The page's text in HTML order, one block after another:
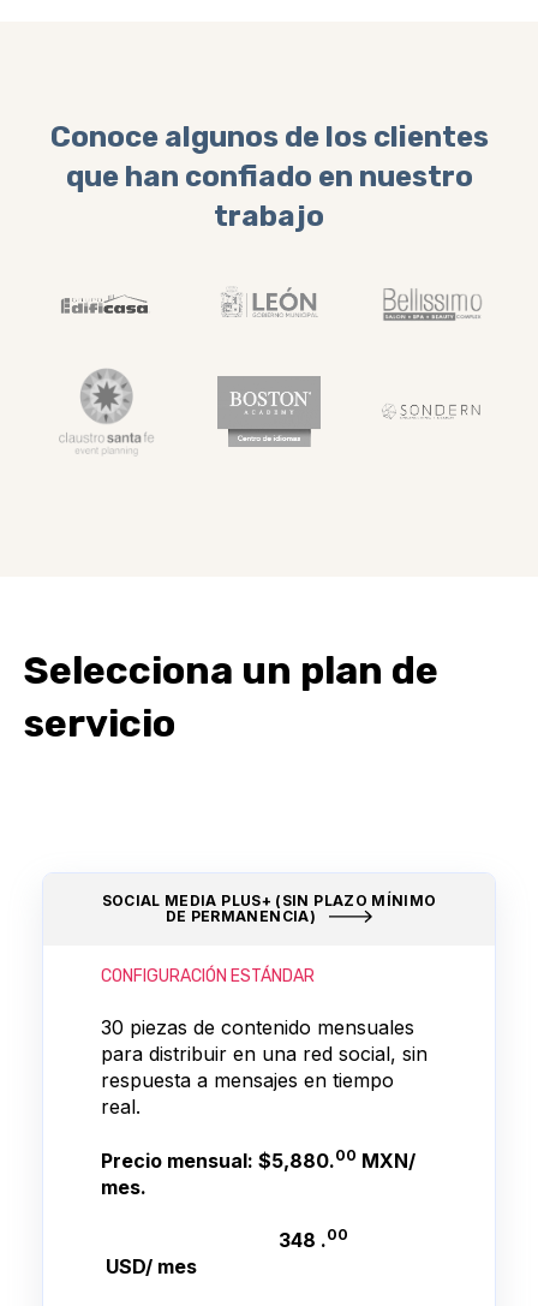
Conoce algunos de los clientes
que han confiado en nuestro
trabajo
Selecciona un plan de
servicio
SOCIAL MEDIA PLUS+ (SIN PLAZO MÍNIMO
DE PERMANENCIA)
CONFIGURACIÓN ESTÁNDAR
30 piezas de contenido mensuales
para distribuir en una red social, sin
respuesta a mensajes en tiempo
real.
Precio mensual: $5,880.00 MXN/
mes.
348 .00
USD/ mes